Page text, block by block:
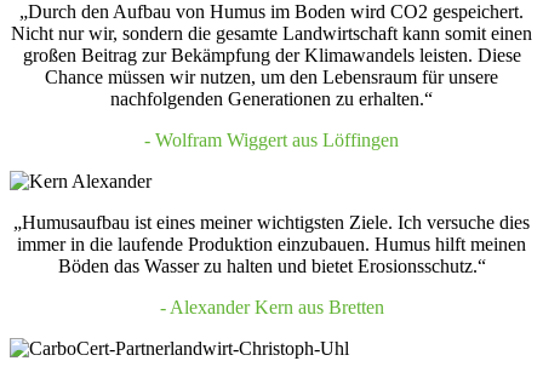
„Durch den Aufbau von Humus im Boden wird CO2 gespeichert.
Nicht nur wir, sondern die gesamte Landwirtschaft kann somit einen
großen Beitrag zur Bekämpfung der Klimawandels leisten. Diese
Chance müssen wir nutzen, um den Lebensraum für unsere
nachfolgenden Generationen zu erhalten.“
- Wolfram Wiggert aus Löffingen
„Humusaufbau ist eines meiner wichtigsten Ziele. Ich versuche dies
immer in die laufende Produktion einzubauen. Humus hilft meinen
Böden das Wasser zu halten und bietet Erosionsschutz.“
- Alexander Kern aus Bretten